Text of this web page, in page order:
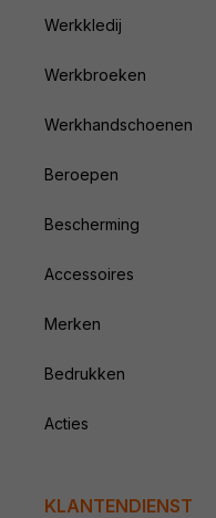
Werkkledij
Werkbroeken
Werkhandschoenen
Beroepen
Bescherming
Accessoires
Merken
Bedrukken
Acties
KLANTENDIENST